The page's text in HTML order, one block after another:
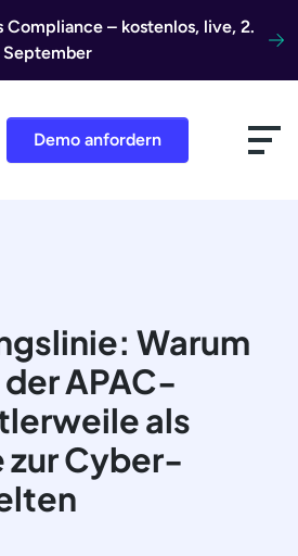
Compliance – kostenlos, live, 2.
September
Demo anfordern
Warum
APAC-
als
zur Cyber-